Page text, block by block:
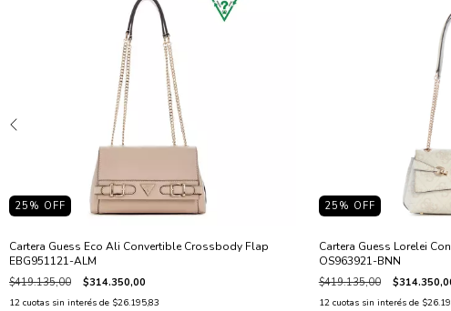
25 % OFF
Cartera Guess Eco Ali Convertible Crossbody Flap
EBG951121-ALM
$419.135,00 $314.350,00
12 cuotas sin interés de $26.195,83
25 % OFF
Cartera Guess Lorelei
OS963921-BNN
$419.135,00
12 cuotas sin interés de